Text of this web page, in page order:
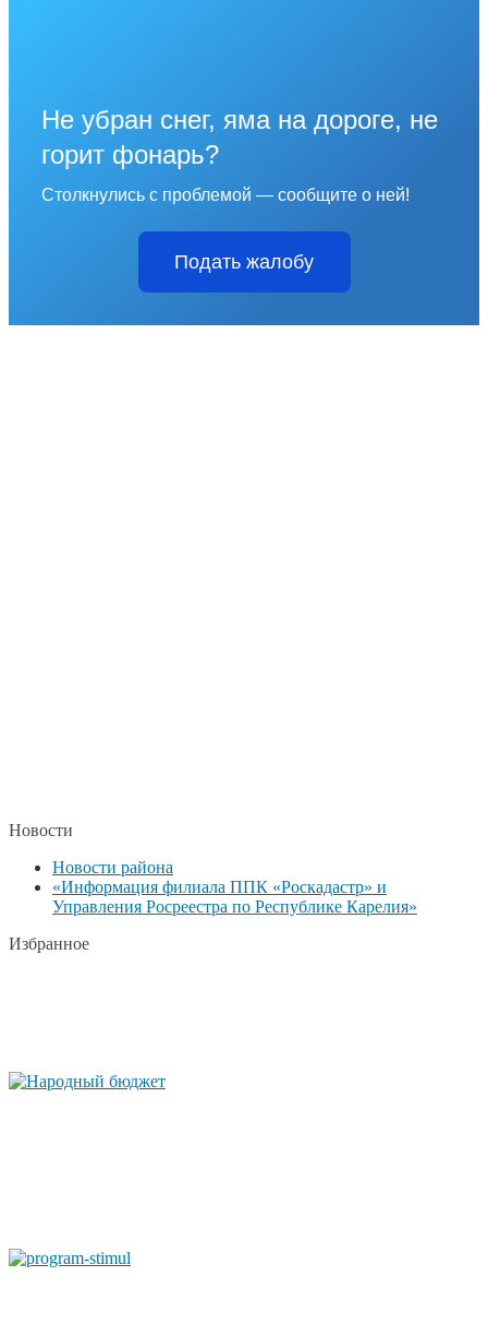
Не убран снег, яма на дороге, не
горит фонарь?
Столкнулись с проблемой — сообщите о ней!
Подать жалобу
Новости
Новости района
«Информация филиала ППК «Роскадастр» и
Управления Росреестра по Республике Карелия»
Избранное